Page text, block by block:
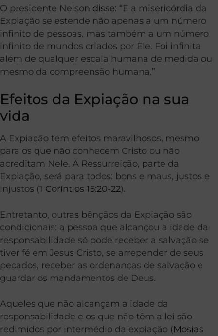
O presidente Nelson disse: “E a misericórdia da
Expiação se estende não apenas a um número
infinito de pessoas, mas também a um número
infinito de mundos criados por Ele. Foi infinita
além de qualquer escala humana de medida ou
mesmo da compreensão humana.”
Efeitos da Expiação na sua
vida
A Expiação tem efeitos maravilhosos, mesmo
para os que não conhecem Cristo ou não
acreditam Nele. A Ressurreição, parte da
Expiação, será para todos: bons e maus, justos e
injustos (1 Coríntios 15:20-22).
Entretanto, outras bênçãos da Expiação são
condicionais: a pessoa que alcançou a idade da
responsabilidade só pode receber a salvação se
tiver fé em Jesus Cristo, se arrepender de seus
pecados, receber as ordenanças de salvação e
guardar os mandamentos de Deus.
Aqueles que não alcançam a idade da
responsabilidade e os que não têm a lei são
redimidos por intermédio da expiação (Mosias